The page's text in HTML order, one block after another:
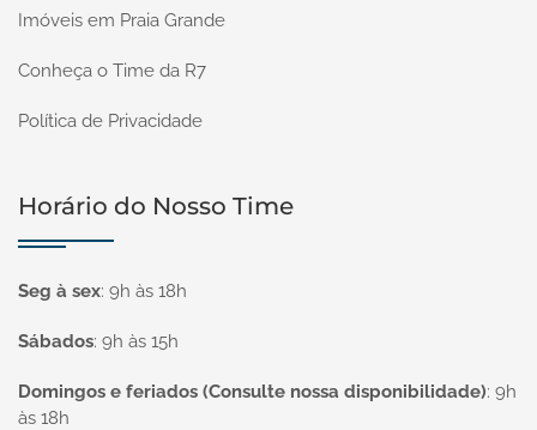
Imóveis em Praia Grande
Conheça o Time da R7
Política de Privacidade
Horário do Nosso Time
Seg à sex: 9h às 18h
Sábados: 9h às 15h
Domingos e feriados (Consulte nossa disponibilidade): 9h
às 18h